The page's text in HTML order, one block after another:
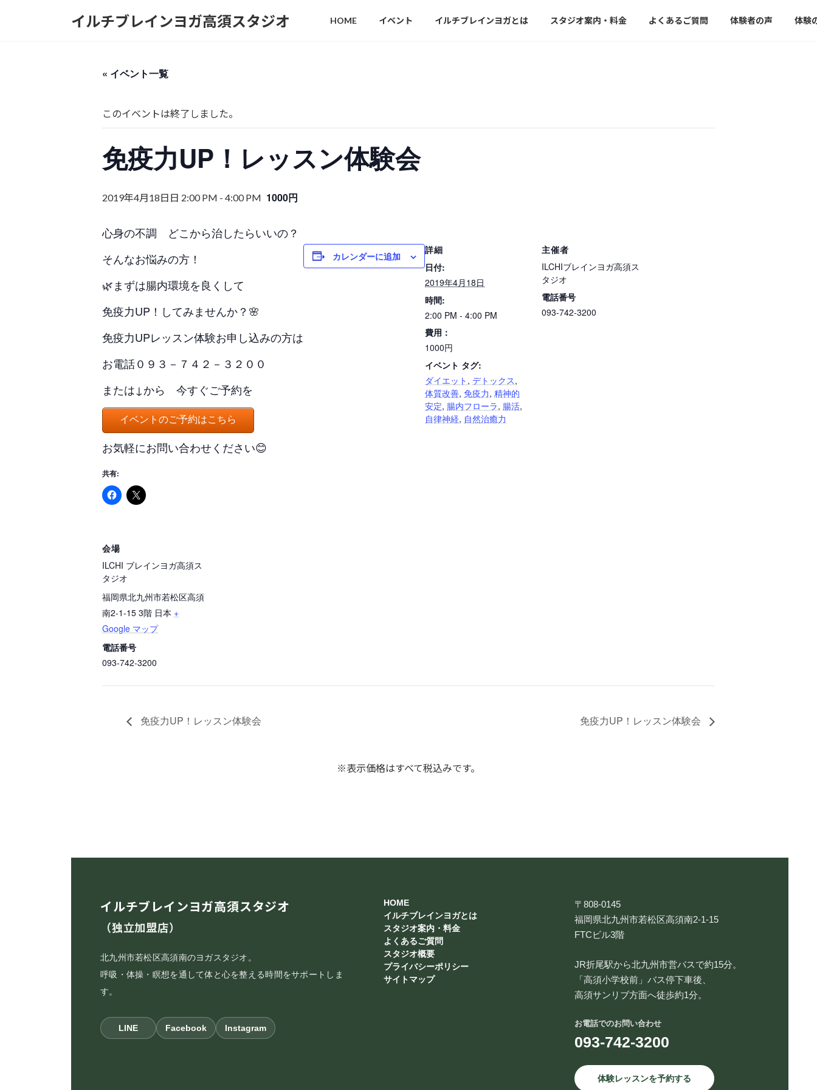
イルチブレインヨガ高須スタジオ HOME イベント イルチブレインヨガとは スタジオ案内・料金 よくあるご質問 体験者の声 体験
« イベント一覧
このイベントは終了しました。
免疫力UP！レッスン体験会
2019年4月18日日 2:00 PM - 4:00 PM 1000円
心身の不調 どこから治したらいいの？
そんなお悩みの方！
🌿まずは腸内環境を良くして
免疫力UP！してみませんか？🌸
免疫力UPレッスン体験お申し込みの方は
お電話０９３－７４２－３２００
または↓から 今すぐご予約を
イベントのご予約はこちら
お気軽にお問い合わせください😊
共有:
カレンダーに追加
詳細
日付:
2019年4月18日
時間:
2:00 PM - 4:00 PM
費用：
1000円
イベント タグ:
ダイエット , デトックス,
体質改善, 免疫力, 精神的
安定, 腸内フローラ, 腸活,
自律神経, 自然治癒力
主催者
ILCHIブレインヨガ高須ス
タジオ
電話番号
093-742-3200
会場
ILCHI ブレインヨガ高須ス
タジオ
福岡県北九州市若松区高須
南2-1-15 3階 日本 +
Google マップ
電話番号
093-742-3200
免疫力UP！レッスン体験会 免疫力UP！レッスン体験会
※表示価格はすべて税込みです。
イルチブレインヨガ高須スタジオ
（独立加盟店）
北九州市若松区高須南のヨガスタジオ。
呼吸・体操・瞑想を通して体と心を整える時間をサポートしま
す。
LINE Facebook Instagram
HOME
イルチブレインヨガとは
スタジオ案内・料金
よくあるご質問
スタジオ概要
プライバシーポリシー
サイトマップ
〒808-0145
福岡県北九州市若松区高須南2-1-15
FTCビル3階
JR折尾駅から北九州市営バスで約15分。
「高須小学校前」バス停下車後、
高須サンリブ方面へ徒歩約1分。
お電話でのお問い合わせ
093-742-3200
体験レッスンを予約する